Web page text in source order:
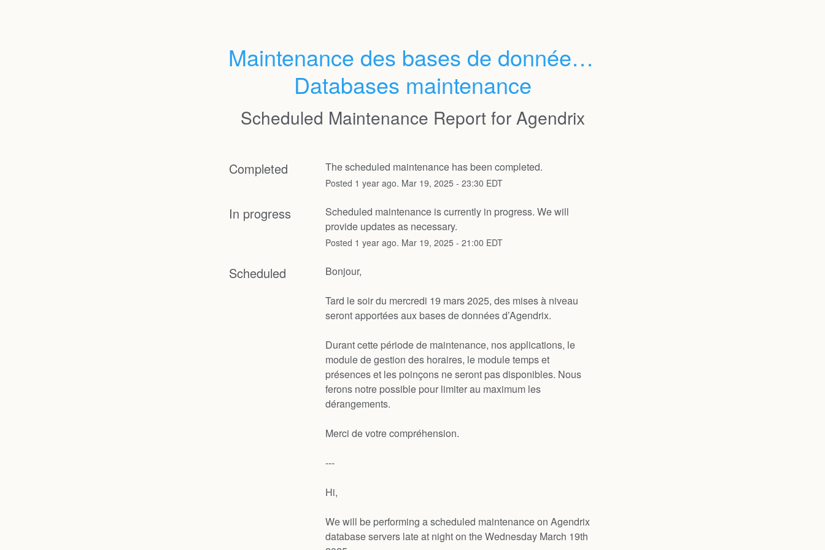
Maintenance des bases de données /
Databases maintenance
Scheduled Maintenance Report for Agendrix
Completed The scheduled maintenance has been completed.
Posted 1 year ago. Mar 19, 2025 - 23:30 EDT
In progress
Scheduled maintenance is currently in progress. We will
provide updates as necessary.
Posted 1 year ago. Mar 19, 2025 - 21:00 EDT
Scheduled Bonjour,
Tard le soir du mercredi 19 mars 2025, des mises à niveau
seront apportées aux bases de données d’Agendrix.
Durant cette période de maintenance, nos applications, le
module de gestion des horaires, le module temps et
présences et les poinçons ne seront pas disponibles. Nous
ferons notre possible pour limiter au maximum les
dérangements.
Merci de votre compréhension.
---
Hi,
We will be performing a scheduled maintenance on Agendrix
database servers late at night on the Wednesday March 19th